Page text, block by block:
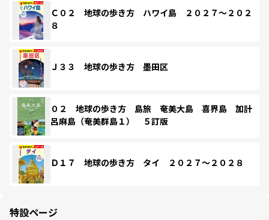
Ｃ０２ 地球の歩き方 ハワイ島 ２０２７～２０２
８
Ｊ３３ 地球の歩き方 墨田区
０２ 地球の歩き方 島旅 奄美大島 喜界島 加計
呂麻島（奄美群島１） ５訂版
Ｄ１７ 地球の歩き方 タイ ２０２７～２０２８
特設ページ